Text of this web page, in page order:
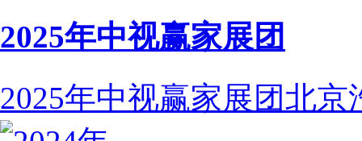
2025年中视赢家展团
2025年中视赢家展团北京